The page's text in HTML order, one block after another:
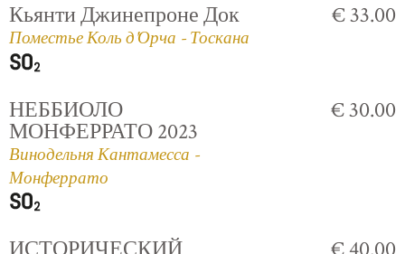
Кьянти Джинепроне Док
Поместье Коль д'Орча - Тоскана
€ 33.00
НЕББИОЛО
МОНФЕРРАТО 2023
Винодельня Кантамесса -
Монферрато
€ 30.00